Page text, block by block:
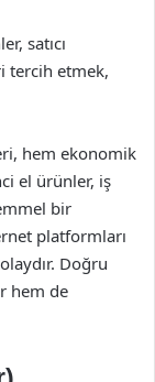
satıcı
tercih etmek,
hem ekonomik
el ürünler, iş
bir
platformları
Doğru
hem de